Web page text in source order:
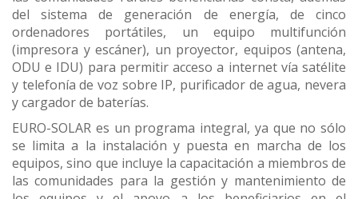
del sistema de generación de energía, de cinco
ordenadores portátiles, un equipo multifunción
(impresora y escáner), un proyector, equipos (antena,
ODU e IDU) para permitir acceso a internet vía satélite
y telefonía de voz sobre IP, purificador de agua, nevera
y cargador de baterías.
EURO-SOLAR es un programa integral, ya que no sólo
se limita a la instalación y puesta en marcha de los
equipos, sino que incluye la capacitación a miembros de
las comunidades para la gestión y mantenimiento de